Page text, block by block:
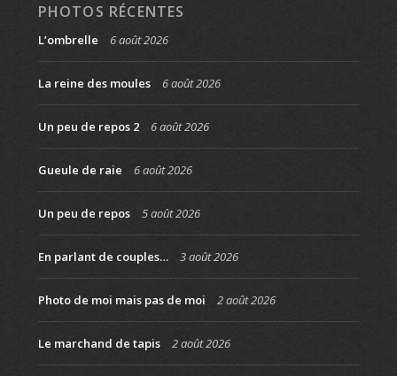
PHOTOS RÉCENTES
L’ombrelle 6 août 2026
La reine des moules 6 août 2026
Un peu de repos 2 6 août 2026
Gueule de raie 6 août 2026
Un peu de repos 5 août 2026
En parlant de couples… 3 août 2026
Photo de moi mais pas de moi 2 août 2026
Le marchand de tapis 2 août 2026